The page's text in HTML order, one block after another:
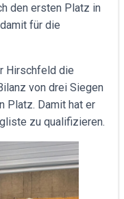
den ersten Platz in
für die
Hirschfeld die
von drei Siegen
Platz. Damit hat er
zu qualifizieren.